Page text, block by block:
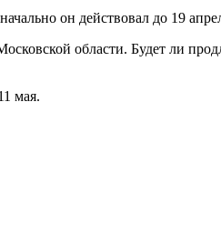
он действовал до 19
области. Будет ли
мая.